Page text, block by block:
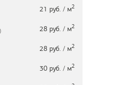
21 руб. / м2
28 руб. / м2
28 руб. / м2
30 руб. / м2